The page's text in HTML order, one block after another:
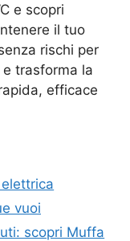
e scopri
il tuo
rischi per
trasforma la
efficace
vuoi
scopri Muffa